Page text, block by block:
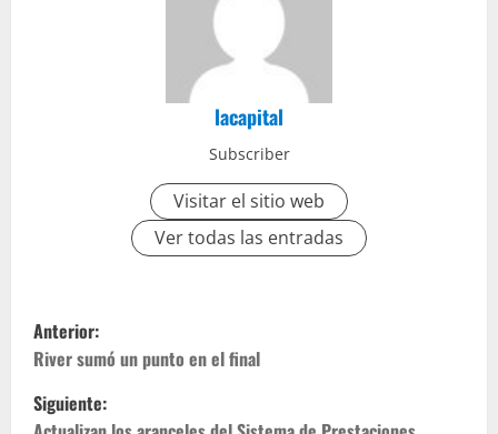
lacapital
Subscriber
Visitar el sitio web
Ver todas las entradas
Anterior:
River sumó un punto en el final
Siguiente: